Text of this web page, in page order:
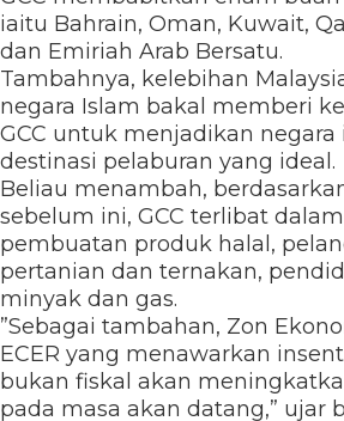
iaitu Bahrain, Oman, Kuwait,
dan Emiriah Arab Bersatu.
Tambahnya, kelebihan
negara Islam bakal memberi
GCC untuk menjadikan negara
destinasi pelaburan yang ideal.
Beliau menambah,
sebelum ini, GCC terlibat
pembuatan produk halal,
pertanian dan ternakan,
minyak dan gas.
”Sebagai tambahan, Zon
ECER yang menawarkan
bukan fiskal akan
pada masa akan datang,” ujar